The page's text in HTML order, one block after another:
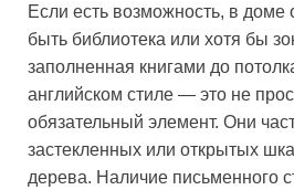
Если есть возможность, в доме
быть библиотека или хотя бы
заполненная книгами до
английском стиле — это не
обязательный элемент. Они
застекленных или открытых
дерева. Наличие письменного